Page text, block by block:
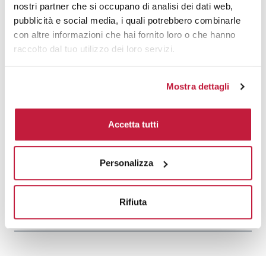
nostri partner che si occupano di analisi dei dati web,
pubblicità e social media, i quali potrebbero combinarle
con altre informazioni che hai fornito loro o che hanno
raccolto dal tuo utilizzo dei loro servizi.
Mostra dettagli
Accetta tutti
Personalizza
Rifiuta
1500 € 16,39 € 18,70
2000 € 16,26
€ 18,49
€ 16,06
Tecniche di stampa
Area di personalizzazione
Domande e risposte